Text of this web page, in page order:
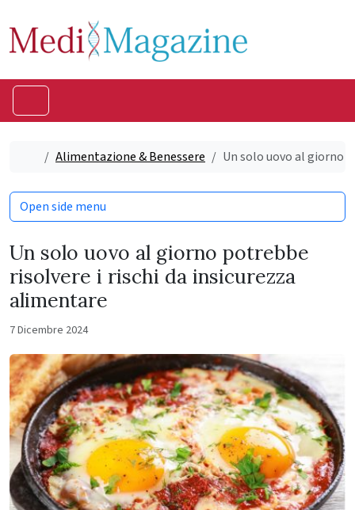
Home
Alimentazione & Benessere Un solo uovo al giorno
Un solo uovo al giorno potrebbe
risolvere i rischi da insicurezza
alimentare
7 Dicembre 2024
Open side menu